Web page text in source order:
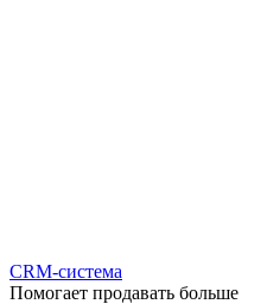
CRM-система
Помогает продавать больше